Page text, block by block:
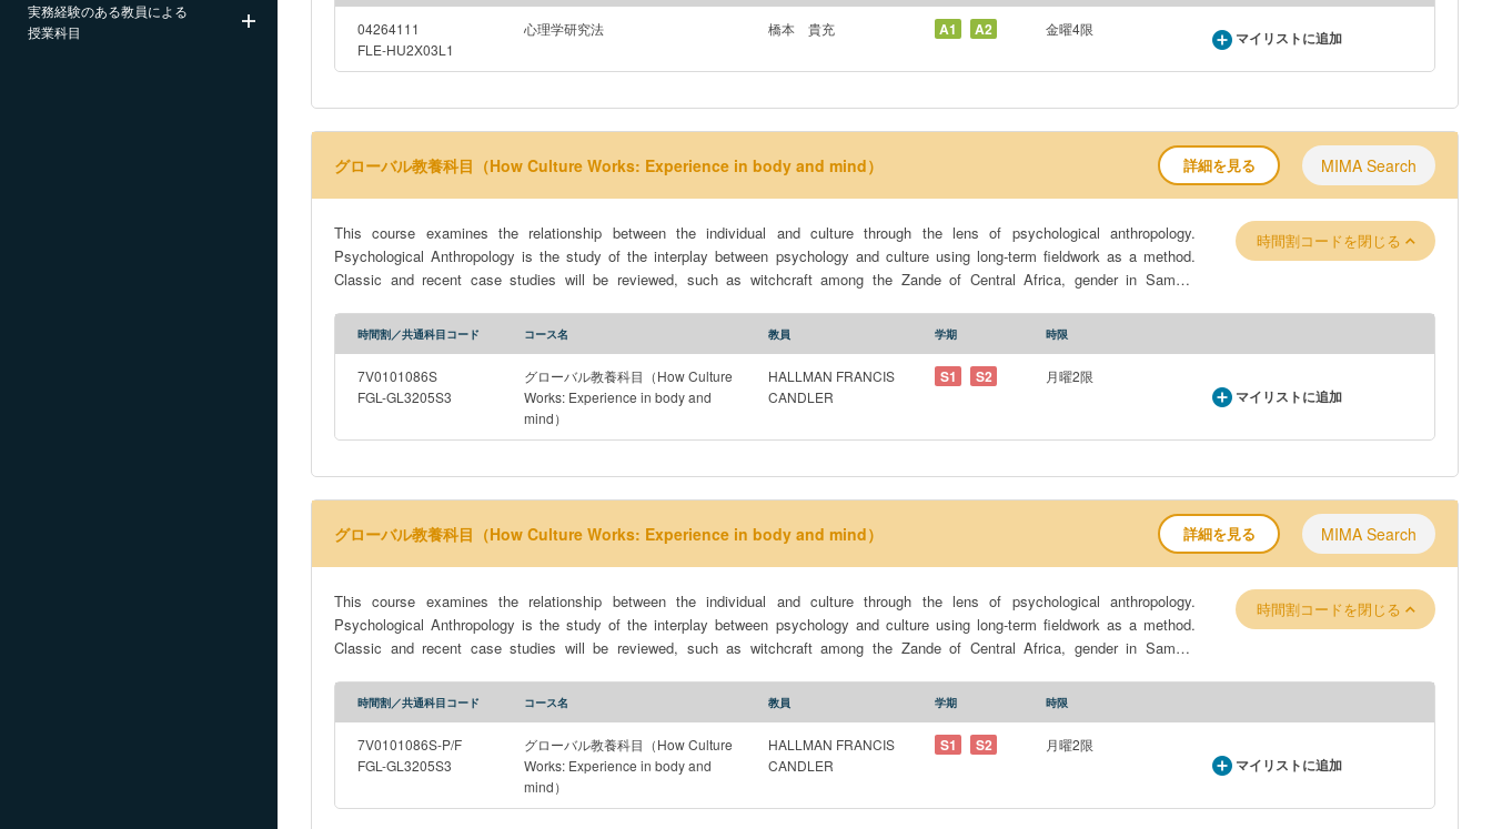
実務経験のある教員による
授業科目
04264111
FLE-HU2X03L1
心理学研究法 橋本 貴充 A1 A2 金曜4限 マイリストに追加
グローバル教養科目（How Culture Works: Experience in body and mind） 詳細を見る MIMA Search
This course examines the relationship between the individual and culture through the lens of psychological anthropology.
Psychological Anthropology is the study of the interplay between psychology and culture using long-term fieldwork as a method.
Classic and recent case studies will be reviewed, such as witchcraft among the Zande of Central Africa, gender in Samoa,
Japan, Western Apache language and memory in the Southwestern United States, and regret among Irish former combatants. In
addition to in-class participation, students will write short reflections on readings and conduct an ethnographic fieldwork project. The
course will deal with the following SDGs: 3: Good Health and Well-Being 5: Gender Equality 10: Reduced Inequality 16: Peace Justice
and Strong Institutions
時間割コードを閉じる
時間割／共通科目コード コース名 教員 学期 時限
7V0101086S
FGL-GL3205S3
グローバル教養科目（How Culture
Works: Experience in body and
mind）
HALLMAN FRANCIS
CANDLER
S1 S2 月曜2限
マイリストに追加
グローバル教養科目（How Culture Works: Experience in body and mind） 詳細を見る MIMA Search
This course examines the relationship between the individual and culture through the lens of psychological anthropology.
Psychological Anthropology is the study of the interplay between psychology and culture using long-term fieldwork as a method.
Classic and recent case studies will be reviewed, such as witchcraft among the Zande of Central Africa, gender in Samoa,
Japan, Western Apache language and memory in the Southwestern United States, and regret among Irish former combatants. In
addition to in-class participation, students will write short reflections on readings and conduct an ethnographic fieldwork project. The
course will deal with the following SDGs: 3: Good Health and Well-Being 5: Gender Equality 10: Reduced Inequality 16: Peace Justice
and Strong Institutions
時間割コードを閉じる
時間割／共通科目コード コース名 教員 学期 時限
7V0101086S-P/F
FGL-GL3205S3
グローバル教養科目（How Culture
Works: Experience in body and
mind）
HALLMAN FRANCIS
CANDLER
S1 S2 月曜2限
マイリストに追加